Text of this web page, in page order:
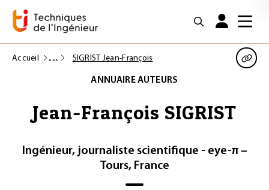
Accueil SIGRIST Jean-François
ANNUAIRE AUTEURS
Jean-François SIGRIST
Ingénieur, journaliste scientifique - eye-π –
Tours, France